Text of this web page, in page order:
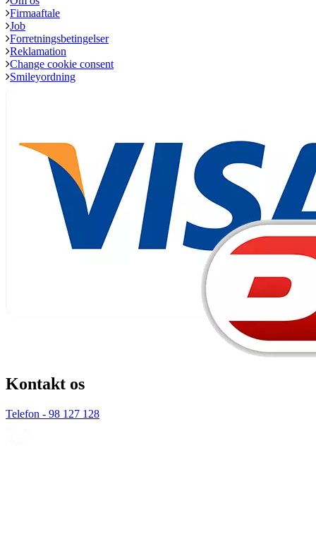
Firmaaftale
Job
Forretningsbetingelser
Reklamation
Change cookie consent
Smileyordning
Kontakt os
Telefon - 98 127 128